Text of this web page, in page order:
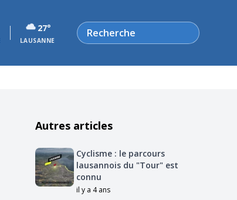
27°
LAUSANNE
Rechercher
Autres articles
Cyclisme : le parcours
lausannois du "Tour" est
connu
il y a 4 ans